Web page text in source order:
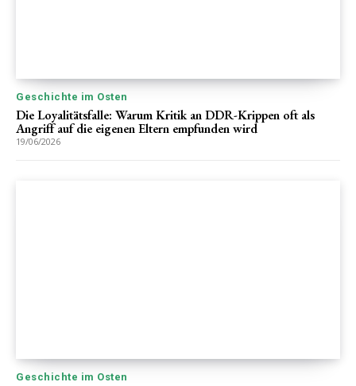
Geschichte im Osten
Die Loyalitätsfalle: Warum Kritik an DDR-Krippen oft als
Angriff auf die eigenen Eltern empfunden wird
19/06/2026
Geschichte im Osten